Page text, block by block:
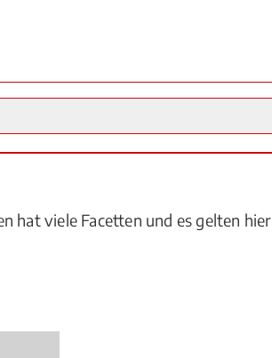
hat viele Facetten und es gelten hier